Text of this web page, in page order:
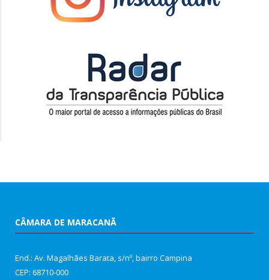
CÂMARA DE MARACANÃ
End.: Av. Magalhães Barata, s/nº, bairro Campina
CEP: 68710-000